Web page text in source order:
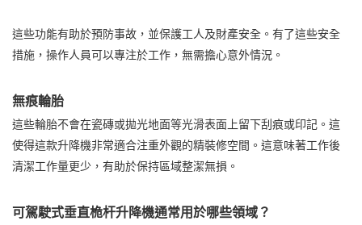
這些功能有助於預防事故，並保護工人及財產安全。有了這些安全
措施，操作人員可以專注於工作，無需擔心意外情況。
無痕輪胎
這些輪胎不會在瓷磚或拋光地面等光滑表面上留下刮痕或印記。這
使得這款升降機非常適合注重外觀的精裝修空間。這意味著工作後
清潔工作量更少，有助於保持區域整潔無損。
可駕駛式垂直桅杆升降機通常用於哪些領域？